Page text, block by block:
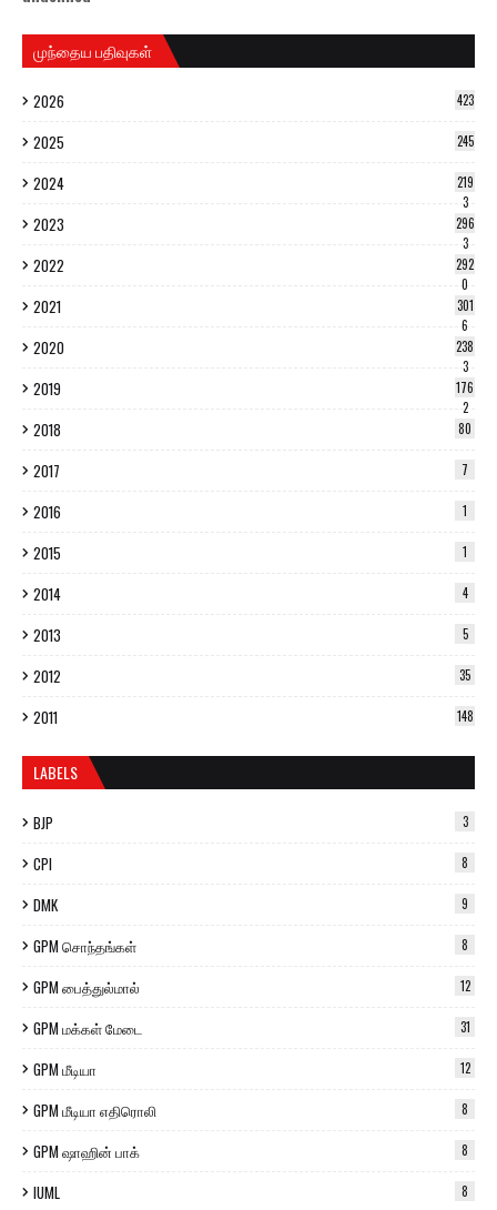
முந்தைய பதிவுகள்
2026 423
2025 245
2024
219
3
2023
296
3
2022
292
0
2021
301
6
2020
238
3
2019
176
2
2018 80
2017 7
2016 1
2015 1
2014 4
2013 5
2012 35
2011 148
LABELS
BJP 3
CPI 8
DMK 9
GPM சொந்தங்கள் 8
GPM பைத்துல்மால் 12
GPM மக்கள் மேடை 31
GPM மீடியா 12
GPM மீடியா எதிரொலி 8
GPM ஷாஹின் பாக் 8
IUML 8